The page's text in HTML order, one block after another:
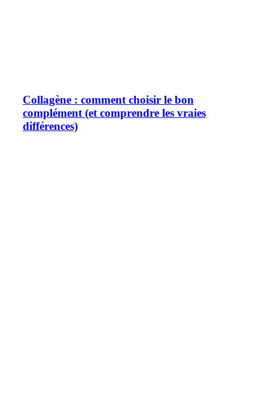
Collagène : comment choisir le bon
complément (et comprendre les vraies
différences)